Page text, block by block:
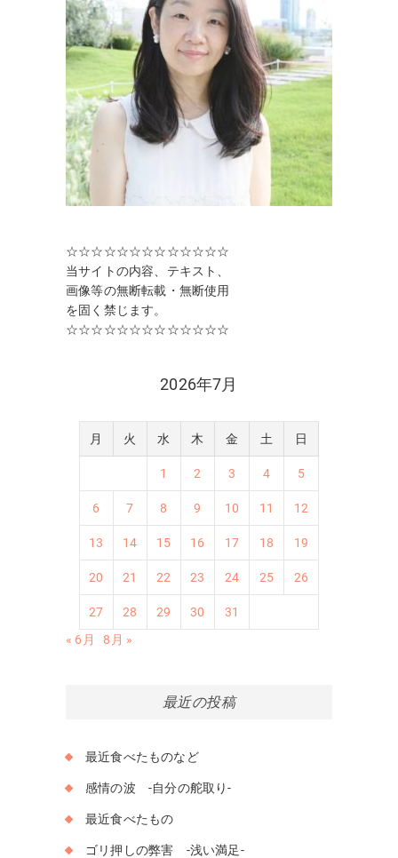
り
☆☆☆☆☆☆☆☆☆☆☆☆☆
当サイトの内容、テキスト、
画像等の無断転載・無断使用
を固く禁じます。
☆☆☆☆☆☆☆☆☆☆☆☆☆
2026年7月
月 火 水 木 金 土 日
1 2 3 4 5
6 7 8 9 10 11 12
13 14 15 16 17 18 19
20 21 22 23 24 25 26
27 28 29 30
31
« 6月
8月 »
最近の投稿
最近食べたものなど
感情の波 -自分の舵取り-
最近食べたもの
ゴリ押しの弊害 -浅い満足-